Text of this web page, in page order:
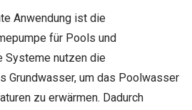
Anwendung ist die
für Pools und
Systeme nutzen die
Grundwasser, um das Poolwasser
zu erwärmen. Dadurch